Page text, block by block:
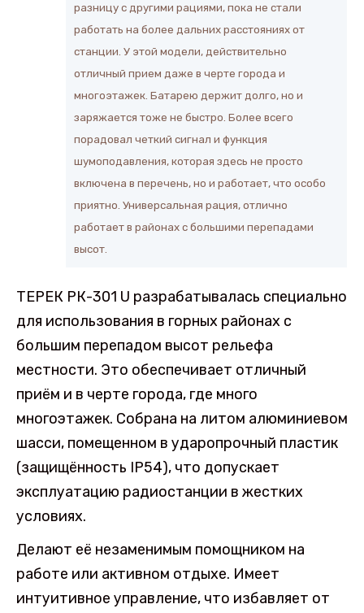
разницу с другими рациями, пока не стали
работать на более дальних расстояниях от
станции. У этой модели, действительно
отличный прием даже в черте города и
многоэтажек. Батарею держит долго, но и
заряжается тоже не быстро. Более всего
порадовал четкий сигнал и функция
шумоподавления, которая здесь не просто
включена в перечень, но и работает, что особо
приятно. Универсальная рация, отлично
работает в районах с большими перепадами
высот.
ТЕРЕК РК-301 U разрабатывалась специально
для использования в горных районах с
большим перепадом высот рельефа
местности. Это обеспечивает отличный
приём и в черте города, где много
многоэтажек. Собрана на литом алюминиевом
шасси, помещенном в ударопрочный пластик
(защищённость IP54), что допускает
эксплуатацию радиостанции в жестких
условиях.
Делают её незаменимым помощником на
работе или активном отдыхе. Имеет
интуитивное управление, что избавляет от